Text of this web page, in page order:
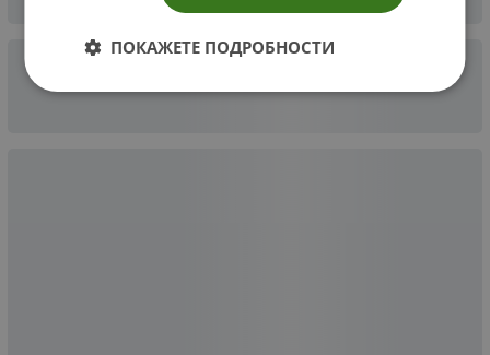
ПОКАЖЕТЕ ПОДРОБНОСТИ